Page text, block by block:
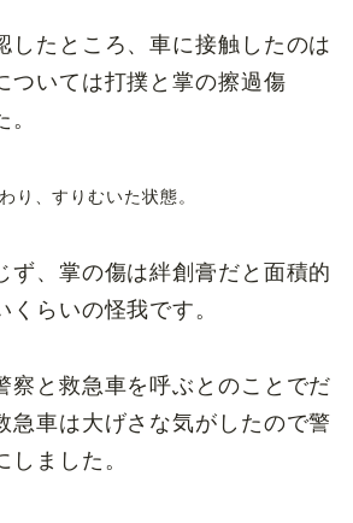
したところ、車に接触したのは
ついては打撲と掌の擦過傷
り、すりむいた状態。
ず、掌の傷は絆創膏だと面積的
くらいの怪我です。
察と救急車を呼ぶとのことでだ
急車は大げさな気がしたので警
ました。